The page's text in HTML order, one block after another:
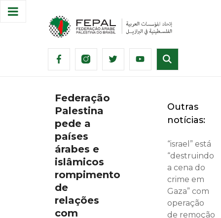
Federação
Palestina
pede a
países
árabes e
islâmicos
rompimento
de
relações
com
Outras
notícias:
“israel” está
“destruindo
a cena do
crime em
Gaza” com
operação
de remoção